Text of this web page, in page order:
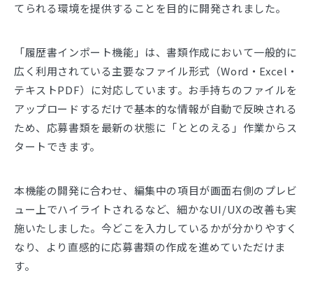
てられる環境を提供することを目的に開発されました。
「履歴書インポート機能」は、書類作成において一般的に
広く利用されている主要なファイル形式（Word・Excel・
テキストPDF）に対応しています。お手持ちのファイルを
アップロードするだけで基本的な情報が自動で反映される
ため、応募書類を最新の状態に「ととのえる」作業からス
タートできます。
本機能の開発に合わせ、編集中の項目が画面右側のプレビ
ュー上でハイライトされるなど、細かなUI/UXの改善も実
施いたしました。今どこを入力しているかが分かりやすく
なり、より直感的に応募書類の作成を進めていただけま
す。